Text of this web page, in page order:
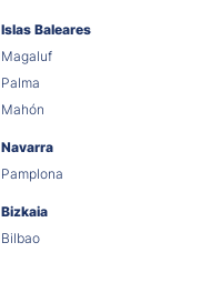
Islas Baleares
Magaluf
Palma
Mahón
Navarra
Pamplona
Bizkaia
Bilbao